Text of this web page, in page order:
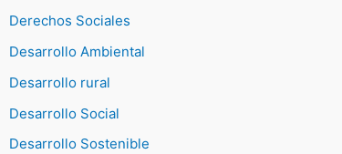
Derechos Sociales
Desarrollo Ambiental
Desarrollo rural
Desarrollo Social
Desarrollo Sostenible